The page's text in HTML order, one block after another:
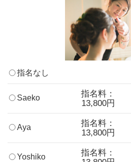
指名なし
Saeko
指名料：
13,800円
Aya
指名料：
13,800円
Yoshiko
指名料：